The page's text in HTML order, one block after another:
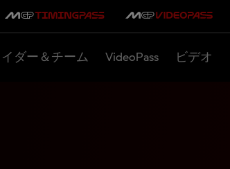
イダー＆チーム VideoPass ビデオ